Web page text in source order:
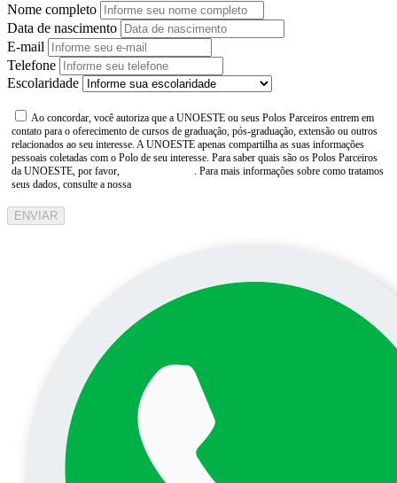
Nome completo
Data de nascimento
E-mail
Telefone
Escolaridade
Ao concordar, você autoriza que a UNOESTE ou seus Polos Parceiros entrem em
contato para o oferecimento de cursos de graduação, pós-graduação, extensão ou outros
relacionados ao seu interesse. A UNOESTE apenas compartilha as suas informações
pessoais coletadas com o Polo de seu interesse. Para saber quais são os Polos Parceiros
da UNOESTE, por favor,
. Para mais informações sobre como tratamos
seus dados, consulte a nossa
ENVIAR